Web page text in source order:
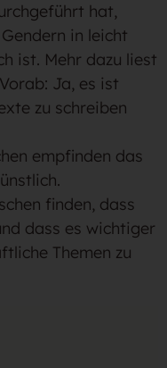
hat,
in leicht
ist. Mehr dazu liest
Ja, es ist
zu schreiben
empfinden das
finden, dass
dass es wichtiger
Themen zu